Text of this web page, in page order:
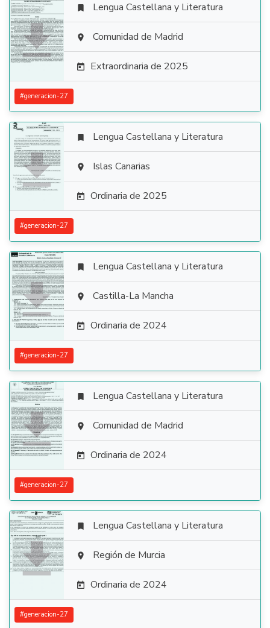

 Lengua Castellana y Literatura
 Comunidad de Madrid
 Extraordinaria de 2025
#generacion-27

 Lengua Castellana y Literatura
 Islas Canarias
 Ordinaria de 2025
#generacion-27

 Lengua Castellana y Literatura
 Castilla-La Mancha
 Ordinaria de 2024
#generacion-27

 Lengua Castellana y Literatura
 Comunidad de Madrid
 Ordinaria de 2024
#generacion-27

 Lengua Castellana y Literatura
 Región de Murcia
 Ordinaria de 2024
#generacion-27